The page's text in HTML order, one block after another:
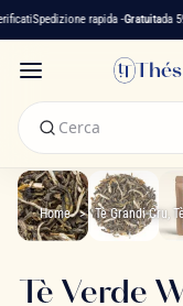
Spedizione rapida -Gratuitada
Home Tè Grandi Cru,
Tè Verde